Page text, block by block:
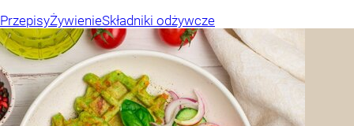
PrzepisyŻywienieSkładniki odżywcze